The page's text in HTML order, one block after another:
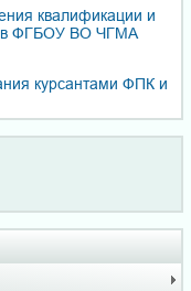
квалификации и
в ФГБОУ ВО ЧГМА
курсантами ФПК и